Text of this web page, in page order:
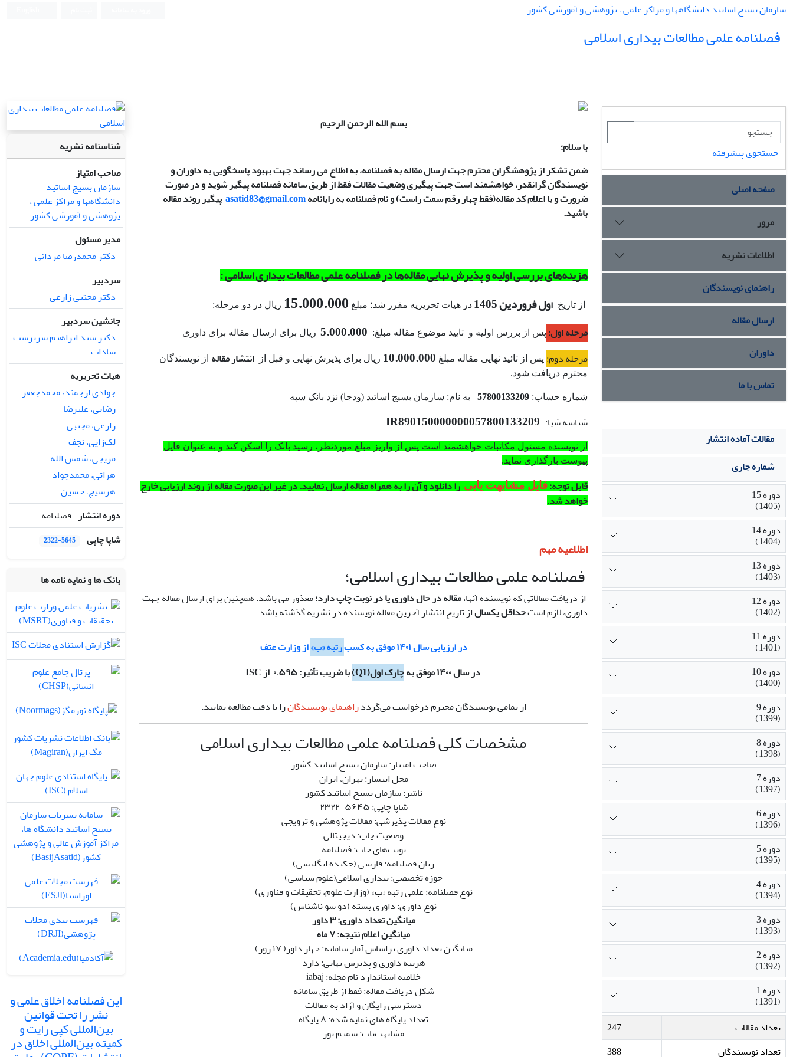
سازمان بسیج اساتید دانشگاهها و مراکز علمی ، پژوهشی و آموزشی کشور
فصلنامه علمی مطالعات بیداری اسلامی
جستجوی پیشرفته
صفحه اصلی
مرور
اطلاعات نشریه
راهنمای نویسندگان
ارسال مقاله
داوران
تماس با ما
مقالات آماده انتشار
شماره جاری
دوره 15
(1405)
دوره 14
(1404)
دوره 13
(1403)
دوره 12
(1402)
دوره 11
(1401)
دوره 10
(1400)
دوره 9
(1399)
دوره 8
(1398)
دوره 7
(1397)
دوره 6
(1396)
دوره 5
(1395)
دوره 4
(1394)
دوره 3
(1393)
دوره 2
(1392)
دوره 1
(1391)
تعداد مقالات
247
تعداد نویسندگان
388
بسم الله الرحمن الرحیم
با سلام؛
ضمن تشکر از پژوهشگران محترم جهت ارسال مقاله به فصلنامه، به اطلاع می رساند جهت بهبود پاسخگویی به داوران و
نویسندگان گرانقدر، خواهشمند است جهت پیگیری وضعیت مقالات فقط از طریق سامانه فصلنامه پیگیر شوید و در صورت
ضرورت و با اعلام کد مقاله(فقط چهار رقم سمت راست) و نام فصلنامه به رایانامهasatid83@gmail.comپیگیر روند مقاله
باشید.
هزینههای بررسی اولیه و پذیرش نهایی مقاله‌ها در فصلنامه علمی مطالعات بیداری اسلامی :
از تاریخ اول فروردین 1405 در هیات تحریریه مقرر شد؛ مبلغ 15.000.000 ریال در دو مرحله:
مرحله اول: پس از بررس اولیه و تایید موضوع مقاله مبلغ: 5.000.000 ریال برای ارسال مقاله برای داوری
مرحله دوم: پس از تائید نهایی مقاله مبلغ 10.000.000 ریال برای پذیرش نهایی و قبل از انتشار مقاله از نویسندگان
محترم دریافت ‌شود.
شماره حساب: 57800133209 به نام: سازمان بسیج اساتید (ودجا) نزد بانک سپه
شناسه شبا: IR890150000000057800133209
از نویسنده مسئول مکاتبات خواهشمند است پس از واریز مبلغ موردنظر، رسید بانک را اسکن کند و به عنوان فایل
پیوست بارگذاری نماید.
قابل توجه:فایل مشابهت یابیرا دانلود و آن را به همراه مقاله ارسال نمایید. در غیر این صورت مقاله از روند ارزیابی خارج
خواهد شد.
اطلاعیه مهم
فصلنامه علمی مطالعات بیداری اسلامی؛
از دریافت مقالاتی که نویسنده آنها،مقاله در حال داوری یا در نوبت چاپدارد؛معذور می باشد. همچنین برای ارسال مقاله جهت
داوری، لازم استحداقل یکسالاز تاریخ انتشار آخرین مقاله نویسنده در نشریه گذشته باشد.
در ارزیابی سال ۱۴۰۱ موفق به کسب
رتبه «ب»از وزارت عتف
در سال ۱۴۰۰ موفق به
چارک اول(Q1) با ضریب تأثیر: ۰ .۵۹۵ از
ISC
از تمامی نویسندگان محترم درخواست می‌گرددراهنمای نویسندگانرا با دقت مطالعه نمایند.
مشخصات کلی فصلنامه علمی مطالعات بیداری اسلامی
صاحب امتیاز: سازمان بسیج اساتید کشور
محل انتشار: تهران، ایران
ناشر: سازمان بسیج اساتید کشور
شاپا چاپی: ۵۶۴۵-۲۳۲۲
نوع مقالات پذیرشی: مقالات پژوهشی و ترویجی
وضعیت چاپ: دیجیتالی
نوبت‌های چاپ: فصلنامه
زبان فصلنامه: فارسی (چکیده انگلیسی)
حوزه تخصصی: بیداری اسلامی(علوم سیاسی)
نوع فصلنامه: علمی رتبه «ب» (وزارت علوم، تحقیقات و فناوری)
نوع داوری: داوری بسته (دو سو ناشناس)
میانگین تعداد داوری: ۳ داور
میانگین اعلام نتیجه: ۷ ماه
میانگین تعداد داوری براساس آمار سامانه: چهار داور( ۱۷ روز)
هزینه داوری و پذیرش نهایی: دارد
خلاصه استاندارد نام مجله: iabaj
شکل دریافت مقاله: فقط از طریق سامانه
دسترسی رایگان و آزاد به مقالات
تعداد پایگاه های نمایه شده: ۸ پایگاه
مشابهت‌یاب: سمیم نور
شناسنامه نشریه
صاحب امتیاز
سازمان بسیج اساتید
دانشگاهها و مراکز علمی ،
پژوهشی و آموزشی کشور
مدیر مسئول
دکتر محمدرضا مردانی
سردبیر
دکتر مجتبی زارعی
جانشین سردبیر
دکتر سید ابراهیم سرپرست
سادات
هیات تحریریه
جوادی ارجمند، محمدجعفر
رضایی، علیرضا
زارعی، مجتبی
لک‌زایی، نجف
مریجی، شمس الله
هراتی، محمدجواد
هرسیج، حسین
دوره انتشار فصلنامه
شاپا چاپی
2322-5645
بانک ها و نمایه نامه ها
این فصلنامه اخلاق علمی و
نشر را تحت قوانین
بین‌المللی کپی رایت و
کمیته بین‌المللی اخلاق در